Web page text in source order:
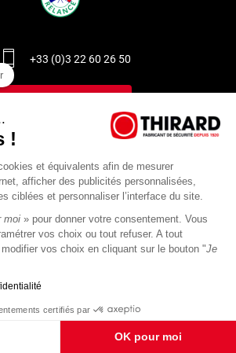
+33 (0)3 22 60 26 50
Recrutement
!
et équivalents afin de mesurer
afficher des publicités personnalisées,
ciblées et personnaliser l’interface du site.
moi » pour donner votre consentement. Vous
vos choix ou tout refuser. A tout
vos choix en cliquant sur le bouton "Je
certifiés par
OK pour moi